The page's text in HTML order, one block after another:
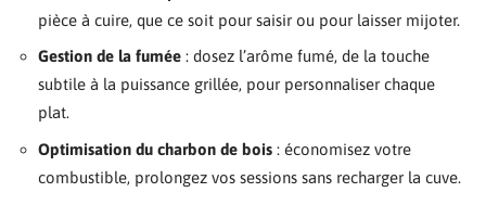
pièce à cuire, que ce soit pour saisir ou pour laisser mijoter.
Gestion de la fumée : dosez l’arôme fumé, de la touche
subtile à la puissance grillée, pour personnaliser chaque
plat.
Optimisation du charbon de bois : économisez votre
combustible, prolongez vos sessions sans recharger la cuve.